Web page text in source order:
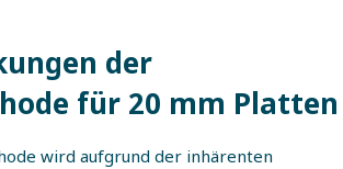
der
für 20 mm Platten
wird aufgrund der inhärenten